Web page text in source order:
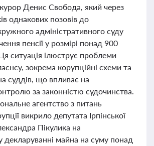
Денис Свобода, який через
однакових позовів до
адміністративного суду
пенсії у розмірі понад 900
ситуація ілюструє проблеми
зокрема корупційні схеми та
суддів, що впливає на
за законністю судочинства.
агентство з питань
викрило депутата Ірпінської
Пікулика на
декларуванні майна на суму понад